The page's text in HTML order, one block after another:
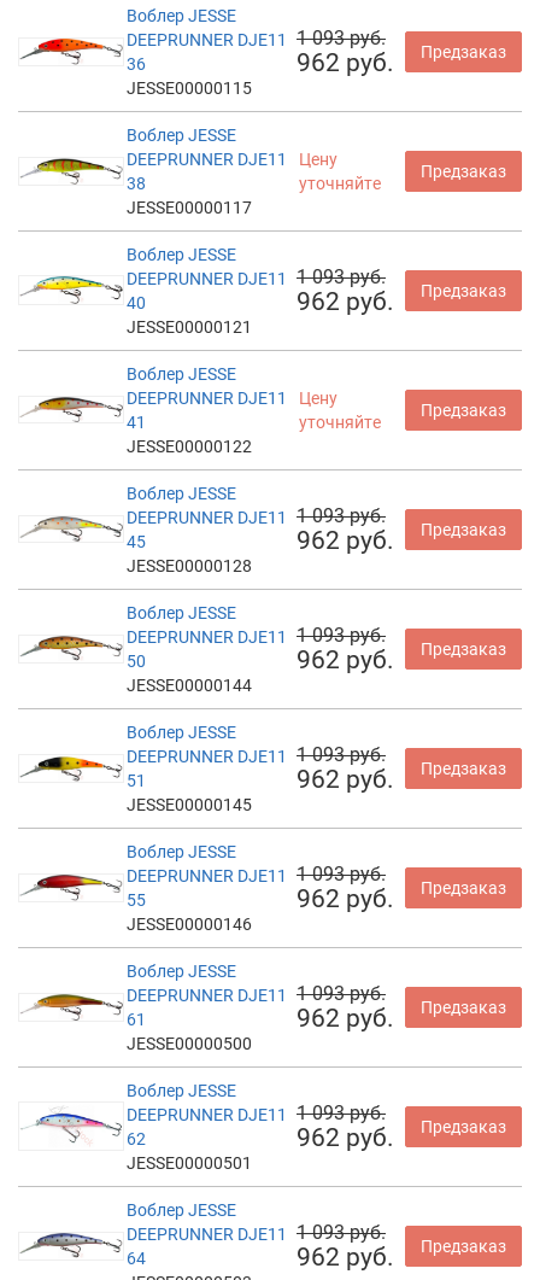
Воблер JESSE
DEEPRUNNER DJE11
36
JESSE00000115
1 093 руб.
962 руб. Предзаказ
Воблер JESSE
DEEPRUNNER DJE11
38
JESSE00000117
Цену
уточняйте
Предзаказ
Воблер JESSE
DEEPRUNNER DJE11
40
JESSE00000121
1 093 руб.
962 руб. Предзаказ
Воблер JESSE
DEEPRUNNER DJE11
41
JESSE00000122
Цену
уточняйте
Предзаказ
Воблер JESSE
DEEPRUNNER DJE11
45
JESSE00000128
1 093 руб.
962 руб. Предзаказ
Воблер JESSE
DEEPRUNNER DJE11
50
JESSE00000144
1 093 руб.
962 руб. Предзаказ
Воблер JESSE
DEEPRUNNER DJE11
51
JESSE00000145
1 093 руб.
962 руб. Предзаказ
Воблер JESSE
DEEPRUNNER DJE11
55
JESSE00000146
1 093 руб.
962 руб. Предзаказ
Воблер JESSE
DEEPRUNNER DJE11
61
JESSE00000500
1 093 руб.
962 руб. Предзаказ
Воблер JESSE
DEEPRUNNER DJE11
62
JESSE00000501
1 093 руб.
962 руб. Предзаказ
Воблер JESSE
DEEPRUNNER DJE11
64
1 093 руб.
962 руб. Предзаказ